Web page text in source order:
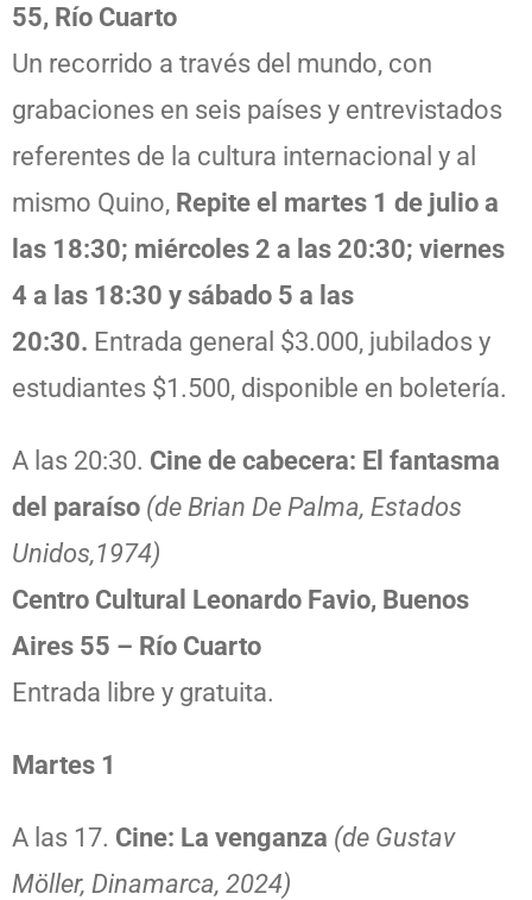
55, Río Cuarto
Un recorrido a través del mundo, con
grabaciones en seis países y entrevistados
referentes de la cultura internacional y al
mismo Quino, Repite el martes 1 de julio a
las 18:30; miércoles 2 a las 20:30; viernes
4 a las 18:30 y sábado 5 a las
20:30. Entrada general $3.000, jubilados y
estudiantes $1.500, disponible en boletería.
A las 20:30. Cine de cabecera: El fantasma
del paraíso (de Brian De Palma, Estados
Unidos,1974)
Centro Cultural Leonardo Favio, Buenos
Aires 55 – Río Cuarto
Entrada libre y gratuita.
Martes 1
A las 17. Cine: La venganza (de Gustav
Möller, Dinamarca, 2024)